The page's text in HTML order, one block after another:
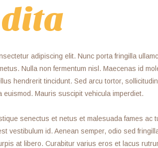
adipiscing elit. Nunc porta fringilla
Nulla non fermentum nisl. Maecenas id
hendrerit tincidunt. Sed arcu tortor,
euismod. Mauris suscipit vehicula imperdiet.
senectus et netus et malesuada fames ac
vestibulum id. Aenean semper, odio sed
at libero. Curabitur varius eros et lacus